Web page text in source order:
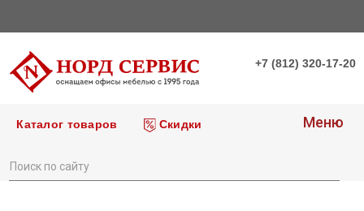
+7 (812) 320-17-20
Каталог товаров Скидки Меню